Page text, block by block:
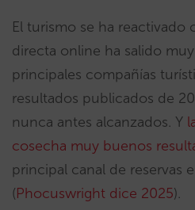
El turismo se ha reactivado
directa online ha salido
principales compañías
resultados publicados de
nunca antes alcanzados. Y
cosecha muy buenos
principal canal de reservas
(Phocuswright dice 2025).